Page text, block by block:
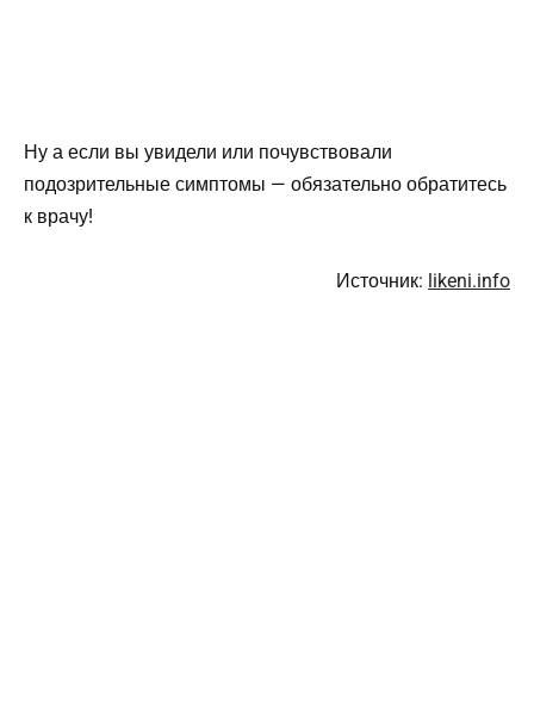
Ну а если вы увидели или почувствовали
подозрительные симптомы — обязательно обратитесь
к врачу!
Источник: likeni.info